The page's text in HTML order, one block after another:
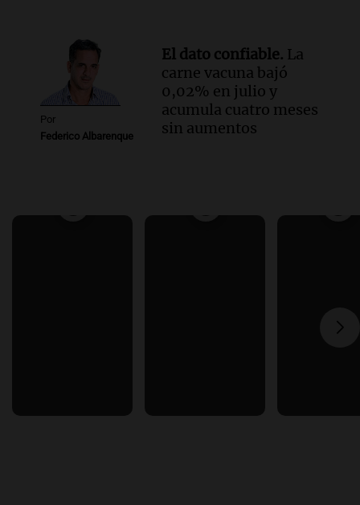
Por
Federico Albarenque
El dato confiable. La
carne vacuna bajó
0,02% en julio y
acumula cuatro meses
sin aumentos